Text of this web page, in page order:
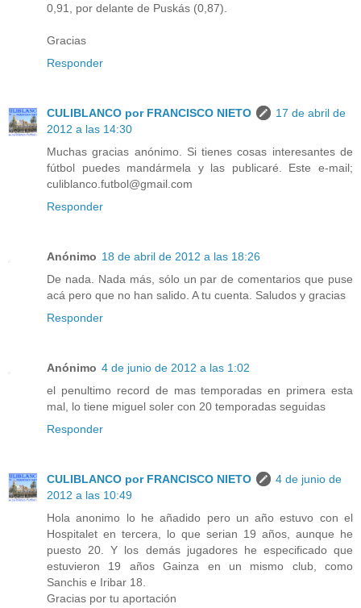
0,91, por delante de Puskás (0,87).
Gracias
Responder
CULIBLANCO por FRANCISCO NIETO
17 de abril de
2012 a las 14:30
Muchas gracias anónimo. Si tienes cosas interesantes de
fútbol puedes mandármela y las publicaré. Este e-mail;
culiblanco.futbol@gmail.com
Responder
Anónimo 18 de abril de 2012 a las 18:26
De nada. Nada más, sólo un par de comentarios que puse
acá pero que no han salido. A tu cuenta. Saludos y gracias
Responder
Anónimo 4 de junio de 2012 a las 1:02
el penultimo record de mas temporadas en primera esta
mal, lo tiene miguel soler con 20 temporadas seguidas
Responder
CULIBLANCO por FRANCISCO NIETO
4 de junio de
2012 a las 10:49
Hola anonimo lo he añadido pero un año estuvo con el
Hospitalet en tercera, lo que serian 19 años, aunque he
puesto 20. Y los demás jugadores he especificado que
estuvieron 19 años Gainza en un mismo club, como
Sanchis e Iribar 18.
Gracias por tu aportación